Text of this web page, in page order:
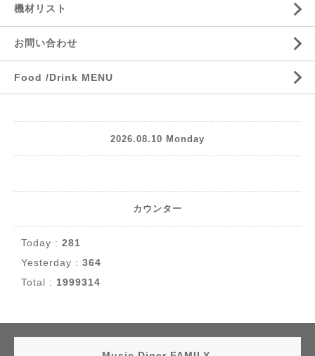
機材リスト
お問い合わせ
Food /Drink MENU
2026.08.10 Monday
カウンター
Today : 281
Yesterday : 364
Total : 1999314